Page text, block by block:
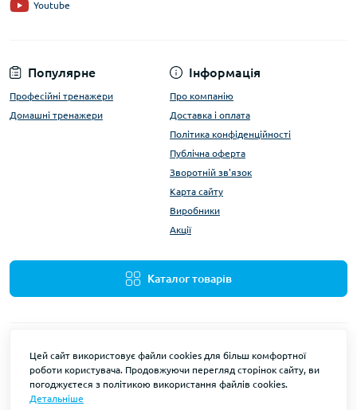
Популярне
Професійні тренажери
Домашні тренажери
Інформація
Про компанію
Доставка і оплата
Політика конфіденційності
Публічна оферта
Зворотній зв'язок
Карта сайту
Виробники
Акції
Каталог товарів
Youtube
Цей сайт використовує файли cookies для більш комфортної
роботи користувача. Продовжуючи перегляд сторінок сайту, ви
погоджуєтеся з політикою використання файлів cookies.
Детальніше